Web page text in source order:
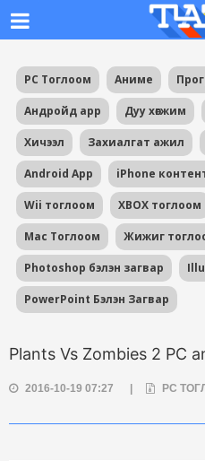
PC Тоглоом Аниме
Андройд app Дуу хөгжим
Хичээл Захиалгат ажил
Android App iPhone
Wii тоглоом XBOX тоглоом
Mac Тоглоом Жижиг
Photoshop бэлэн загвар
PowerPoint Бэлэн Загвар
Plants Vs Zombies 2 PC
2016-10-19 07:27 PC